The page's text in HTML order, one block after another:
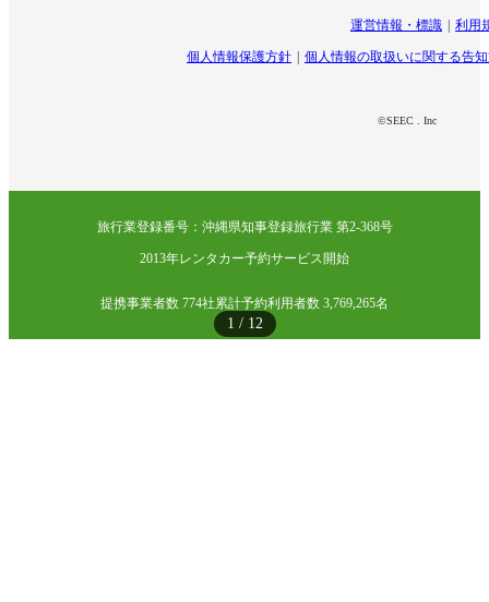
1 / 12
運営情報・標識 利用
個人情報保護方針 個人情報の取扱いに関する告
©SEEC . Inc
旅行業登録番号：沖縄県知事登録旅行業 第2-368号
2013年レンタカー予約サービス開始
提携事業者数 774社累計予約利用者数 3,769,265名